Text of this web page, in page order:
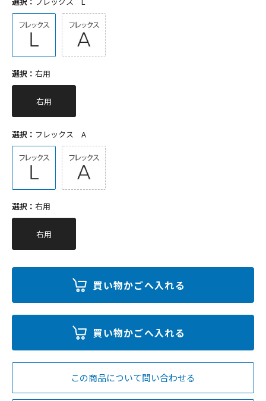
選択： 右用
右用
選択： フレックス A
選択： 右用
右用
この商品について問い合わせる